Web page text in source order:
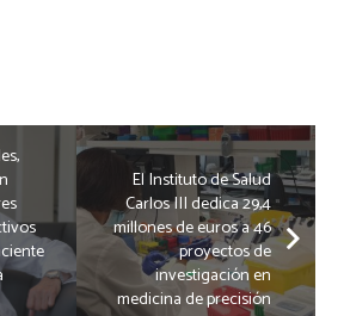
El Instituto de Salud
Carlos III dedica 29,4
millones de euros a 46
proyectos de
investigación en
medicina de precisión